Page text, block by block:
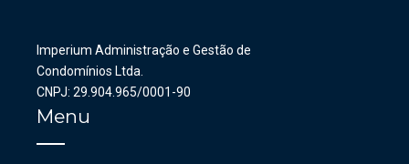
Imperium Administração e Gestão de
Condomínios Ltda.
CNPJ: 29.904.965/0001-90
Menu